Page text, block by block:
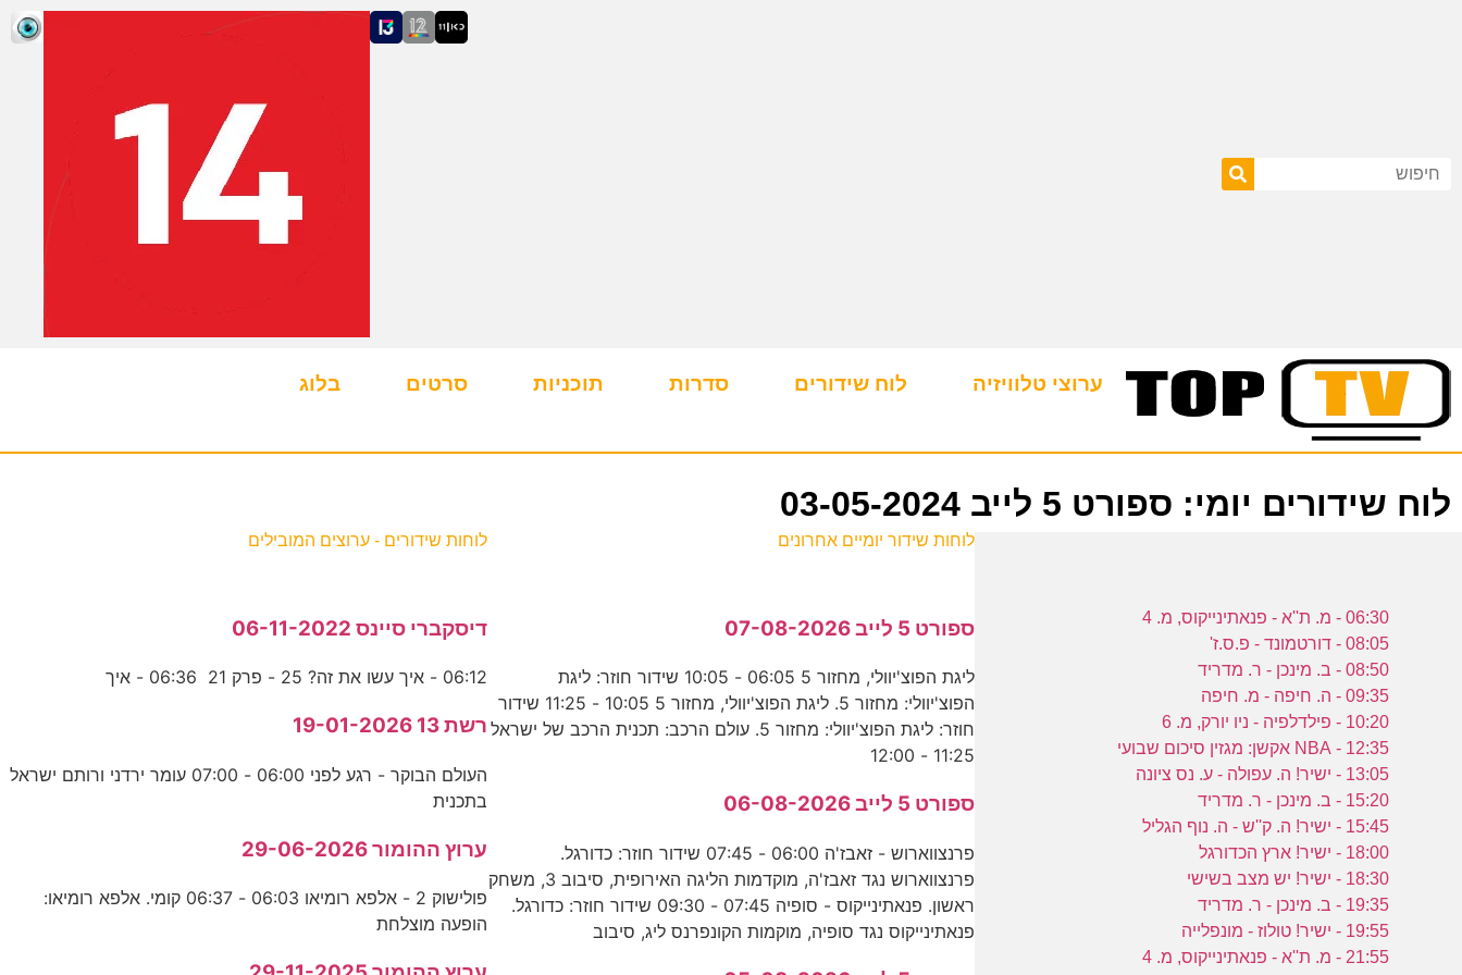
ערוצי טלוויזיה לוח שידורים סדרות תוכניות סרטים בלוג
לוח שידורים יומי: ספורט 5 לייב 03-05-2024
06:30 - מ. ת''א - פנאתינייקוס, מ. 4
08:05 - דורטמונד - פ.ס.ז'
08:50 - ב. מינכן - ר. מדריד
09:35 - ה. חיפה - מ. חיפה
10:20 - פילדלפיה - ניו יורק, מ. 6
12:35 - NBA אקשן: מגזין סיכום שבועי
13:05 - ישיר! ה. עפולה - ע. נס ציונה
15:20 - ב. מינכן - ר. מדריד
15:45 - ישיר! ה. ק''ש - ה. נוף הגליל
18:00 - ישיר! ארץ הכדורגל
18:30 - ישיר! יש מצב בשישי
19:35 - ב. מינכן - ר. מדריד
19:55 - ישיר! טולוז - מונפלייה
21:55 - מ. ת''א - פנאתינייקוס, מ. 4
לוחות שידור יומיים אחרונים
ספורט 5 לייב 07-08-2026
ליגת הפוצ'יוולי, מחזור 5 06:05 - 10:05 שידור חוזר: ליגת
הפוצ'יוולי: מחזור 5. ליגת הפוצ'יוולי, מחזור 5 10:05 - 11:25 שידור
חוזר: ליגת הפוצ'יוולי: מחזור 5. עולם הרכב: תכנית הרכב של ישראל
11:25 - 12:00
ספורט 5 לייב 06-08-2026
פרנצווארוש - זאבז'ה 06:00 - 07:45 שידור חוזר: כדורגל.
פרנצווארוש נגד זאבז'ה, מוקדמות הליגה האירופית, סיבוב 3, משחק
ראשון. פנאתינייקוס - סופיה 07:45 - 09:30 שידור חוזר: כדורגל.
פנאתינייקוס נגד סופיה, מוקמות הקונפרנס ליג, סיבוב
לוחות שידורים - ערוצים המובילים
דיסקברי סיינס 06-11-2022
06:12 - איך עשו את זה? 25 - פרק 21 06:36 - איך
רשת 13 19-01-2026
העולם הבוקר - רגע לפני 06:00 - 07:00 עומר ירדני ורותם ישראל
בתכנית
ערוץ ההומור 29-06-2026
פולישוק 2 - אלפא רומיאו 06:03 - 06:37 קומי. אלפא רומיאו:
הופעה מוצלחת